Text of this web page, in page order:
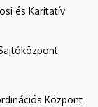
és Karitatív
Központ